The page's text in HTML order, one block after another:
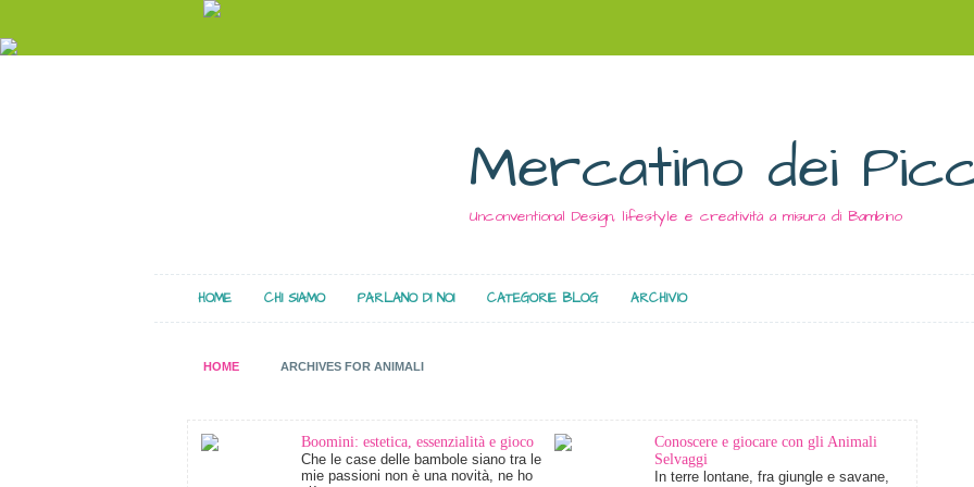
Mercatino dei
Unconventional Design, lifestyle e creatività a misura di Bambino
HOME CHI SIAMO PARLANO DI NOI CATEGORIE BLOG ARCHIVIO
HOME ARCHIVES FOR ANIMALI
Boomini: estetica, essenzialità e gioco
Che le case delle bambole siano tra le
mie passioni non è una novità, ne ho
Conoscere e giocare con gli Animali
Selvaggi
In terre lontane, fra giungle e savane,